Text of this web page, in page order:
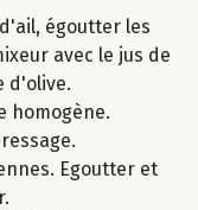
égoutter les
avec le jus de
d'olive.
homogène.
Egoutter et